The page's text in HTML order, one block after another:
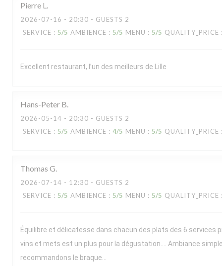
Pierre L
2026-07-16 - 20:30 - GUESTS 2
SERVICE : 5/5 AMBIENCE : 5/5 MENU : 5/5 QUALITY_PRICE
Excellent restaurant, l’un des meilleurs de Lille
Hans-Peter B
2026-05-14 - 20:30 - GUESTS 2
SERVICE : 5/5 AMBIENCE : 4/5 MENU : 5/5 QUALITY_PRICE
Thomas G
2026-07-14 - 12:30 - GUESTS 2
SERVICE : 5/5 AMBIENCE : 5/5 MENU : 5/5 QUALITY_PRICE
Équilibre et délicatesse dans chacun des plats des 6 services
vins et mets est un plus pour la dégustation…. Ambiance
recommandons le braque…